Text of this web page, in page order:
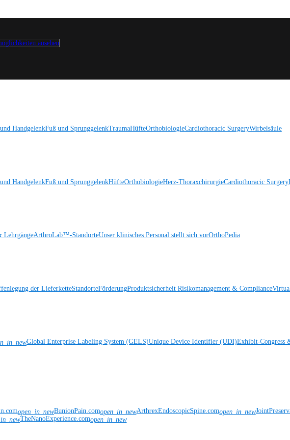
ansehen
HandgelenkFuß und SprunggelenkTraumaHüfteOrthobiologieCardiothoracic SurgeryWirbelsäule
HandgelenkFuß und SprunggelenkHüfteOrthobiologieHerz-ThoraxchirurgieCardiothoracic Surgery
LehrgängeArthroLab™-StandorteUnser klinisches Personal stellt sich vorOrthoPedia
der LieferketteStandorteFörderungProduktsicherheit Risikomanagement & Compliance
Global Enterprise Labeling System (GELS)Unique Device Identifier (UDI)Exhibit-Congress
open_in_newBunionPain.comopen_in_newArthrexEndoscopicSpine.comopen_in_new
TheNanoExperience.comopen_in_new